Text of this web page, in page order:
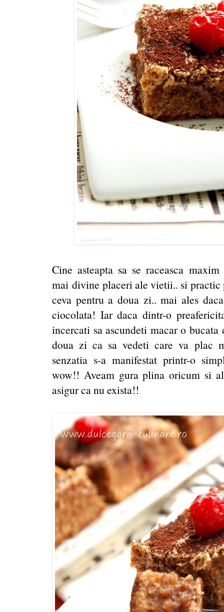
Cine asteapta sa se raceasca
mai divine placeri ale vietii.. si practic
ceva pentru a doua zi.. mai ales
ciocolata! Iar daca dintr-o
incercati sa ascundeti macar o
doua zi ca sa vedeti care va plac
senzatia s-a manifestat printr-o
wow!! Aveam gura plina oricum si
asigur ca nu exista!!